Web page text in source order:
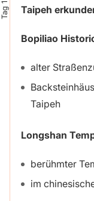
Tag 1 Taipeh
Bopiliao
alter
Taipeh
Longshan
berühmter
im